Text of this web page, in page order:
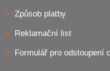
Způsob platby
Reklamační list
Formulář pro odstoupení